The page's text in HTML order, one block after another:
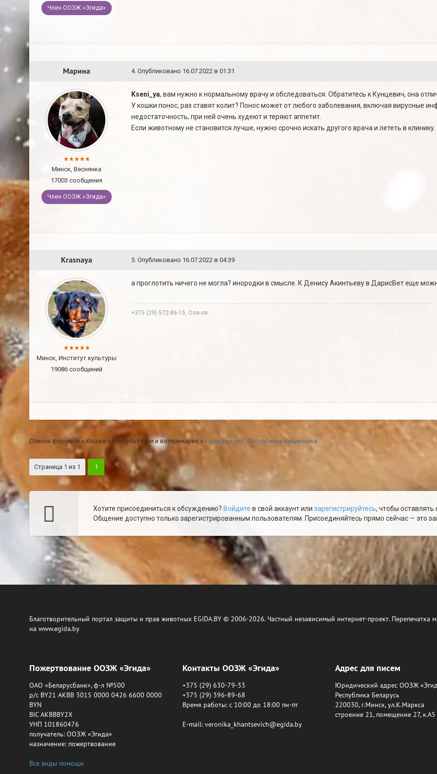
Член ООЗЖ «Эгида»
Марина 4. Опубликовано 16.07.2022 в 01:31
Минск, Веснянка
17003 сообщения
Член ООЗЖ «Эгида»
Kseni_ya, вам нужно к нормальному врачу и обследоваться. Обратитесь к Кунцевич, она
У кошки понос, раз ставят колит? Понос может от любого заболевания, включая вирусные
недостаточность, при ней очень худеют и теряют аппетит.
Если животному не становится лучше, нужно срочно искать другого врача и лететь в клинику.
Krasnaya 5. Опубликовано 16.07.2022 в 04:39
Минск, Институт культуры
19086 сообщений
а проглотить ничего не могла? инородки в смысле. К Денису Акинтьеву в ДарисВет еще
+375 (29) 572-86-15, Оля-ля
Список форумов » Кошки » Консультации и ветеринария » Кошка не ест. Воспаление кишечника
Страница 1 из 1 1
Хотите присоединиться к обсуждению? Войдите в свой аккаунт или зарегистрируйтесь, чтобы
Общение доступно только зарегистрированным пользователям. Присоединяйтесь прямо сейчас — это
Благотворительный портал защиты и прав животных EGIDA.BY © 2006-2026. Частный независимый интернет-проект. Перепечатка
на www.egida.by
Пожертвование ООЗЖ «Эгида»
ОАО «Беларусбанк», ф-л №500
р/с BY21 AKBB 3015 0000 0426 6600 0000
BYN
BIC AKBBBY2X
УНП 101860476
получатель: ООЗЖ «Эгида»
назначение: пожертвование
Все виды помощи
Контакты ООЗЖ «Эгида»
+375 (29) 630-79-33
+375 (29) 396-89-68
Время работы: c 10:00 до 18:00 пн-пт
E-mail: veronika_khantsevich@egida.by
Адрес для писем
Юридический адрес ООЗЖ
Республика Беларусь
220030, г.Минск, ул.К.Маркса
строение 21, помещение 27, к.А5